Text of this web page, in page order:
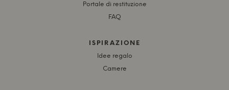
Portale di restituzione
FAQ
ISPIRAZIONE
Idee regalo
Camere